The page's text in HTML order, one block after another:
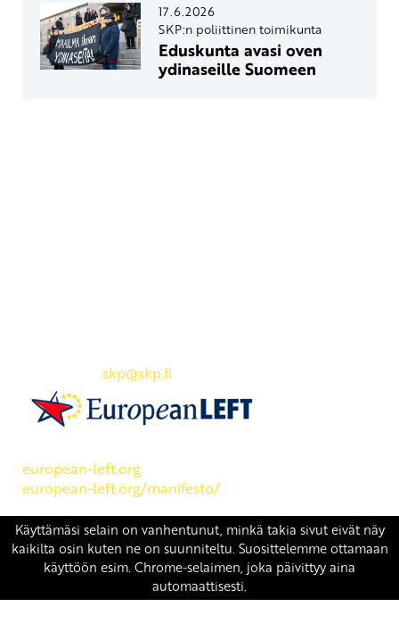
17.6.2026
SKP:n poliittinen toimikunta
Eduskunta avasi oven
ydinaseille Suomeen
skp@skp.fi
european-left.org
european-left.org/manifesto/